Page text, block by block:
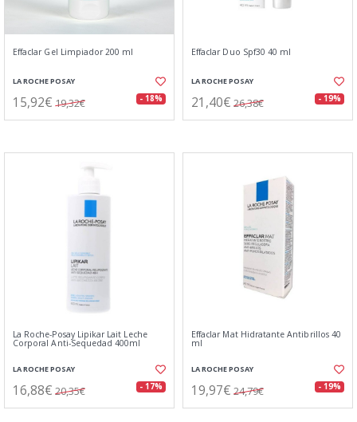
Effaclar Gel Limpiador 200 ml
LA ROCHE POSAY
15,92€ 19,32€ - 18%
Effaclar Duo Spf30 40 ml
LA ROCHE POSAY
21,40€ 26,38€ - 19%
La Roche-Posay Lipikar Lait Leche
Corporal Anti-Sequedad 400ml
LA ROCHE POSAY
16,88€ 20,35€ - 17%
Effaclar Mat Hidratante Antibrillos 40
ml
LA ROCHE POSAY
19,97€ 24,79€ - 19%